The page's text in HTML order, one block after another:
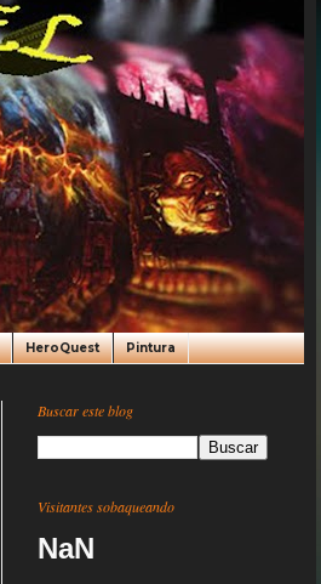
HeroQuest Pintura
Buscar este blog
Visitantes sobaqueando
NaN